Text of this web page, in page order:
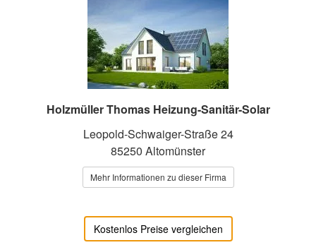
Holzmüller Thomas Heizung-Sanitär-Solar
Leopold-Schwaiger-Straße 24
85250 Altomünster
Mehr Informationen zu dieser Firma
Kostenlos Preise vergleichen